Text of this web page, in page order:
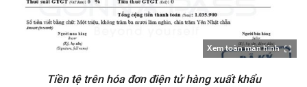
Xem toàn màn hình
Tiền tệ trên hóa đơn điện tử hàng xuất khẩu